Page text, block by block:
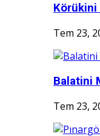
Körükini
Tem 23,
Balatini
Tem 23,